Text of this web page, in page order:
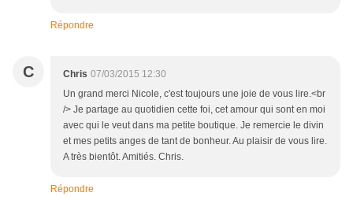
Répondre
C Chris 07/03/2015 12:30
Un grand merci Nicole, c'est toujours une joie de vous lire.<br
/> Je partage au quotidien cette foi, cet amour qui sont en moi
avec qui le veut dans ma petite boutique. Je remercie le divin
et mes petits anges de tant de bonheur. Au plaisir de vous lire.
A très bientôt. Amitiés. Chris.
Répondre